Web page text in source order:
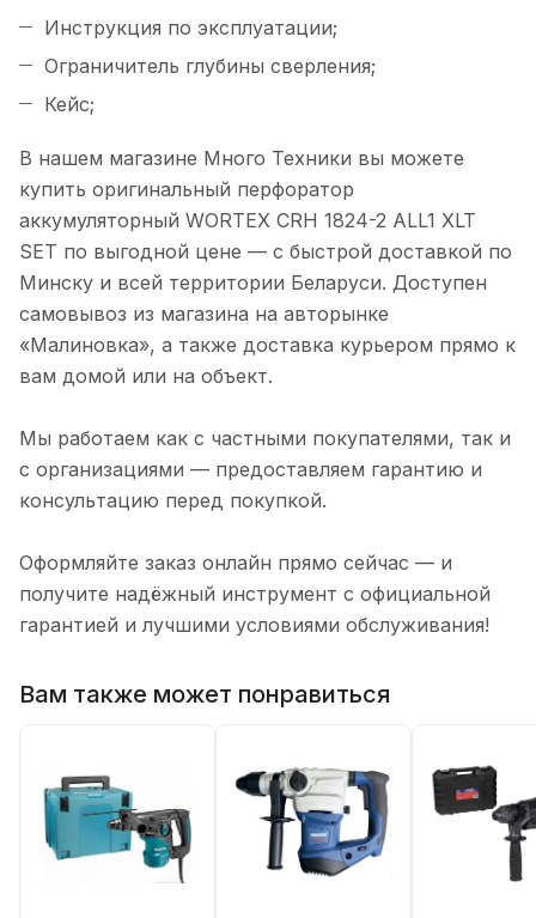
Инструкция по эксплуатации;
Ограничитель глубины сверления;
Кейс;
В нашем магазине Много Техники вы можете
купить оригинальный перфоратор
аккумуляторный WORTEX CRH 1824-2 ALL1 XLT
SET по выгодной цене — с быстрой доставкой по
Минску и всей территории Беларуси. Доступен
самовывоз из магазина на авторынке
«Малиновка», а также доставка курьером прямо к
вам домой или на объект.
Мы работаем как с частными покупателями, так и
с организациями — предоставляем гарантию и
консультацию перед покупкой.
Оформляйте заказ онлайн прямо сейчас — и
получите надёжный инструмент с официальной
гарантией и лучшими условиями обслуживания!
Вам также может понравиться